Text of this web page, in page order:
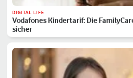
DIGITAL LIFE
Vodafones Kindertarif: Die
sicher